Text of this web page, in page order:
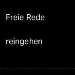
Freie Rede
reingehen